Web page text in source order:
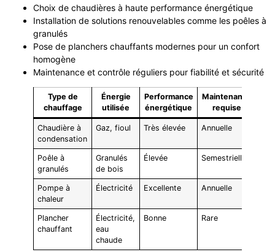
Choix de chaudières à haute performance énergétique
Installation de solutions renouvelables comme les poêles à
granulés
Pose de planchers chauffants modernes pour un confort
homogène
Maintenance et contrôle réguliers pour fiabilité et sécurité
Type de
chauffage
Énergie
utilisée
Performance
énergétique
Maintenance
requise
Chaudière à
condensation
Gaz, fioul Très élevée Annuelle
Poêle à
granulés
Granulés
de bois
Élevée Semestrielle
Pompe à
chaleur
Électricité Excellente Annuelle
Plancher
chauffant
Électricité,
eau
chaude
Bonne Rare